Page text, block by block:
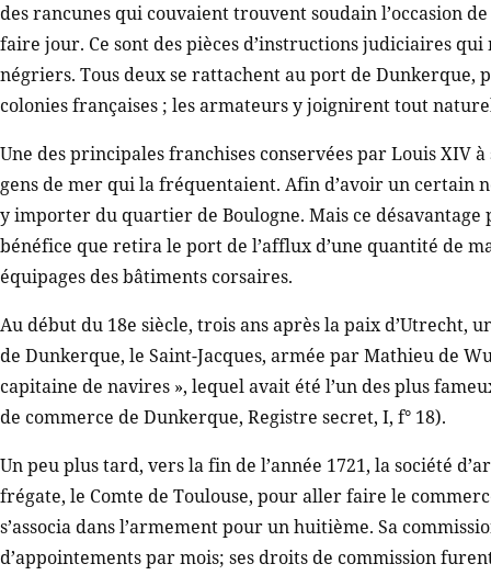
des rancunes qui couvaient trouvent soudain l’occasion
faire jour. Ce sont des pièces d’instructions judiciaires
négriers. Tous deux se rattachent au port de Dunkerque,
colonies françaises ; les armateurs y joignirent tout
Une des principales franchises conservées par Louis XIV
gens de mer qui la fréquentaient. Afin d’avoir un certain
y importer du quartier de Boulogne. Mais ce
bénéfice que retira le port de l’afflux d’une quantité de
équipages des bâtiments corsaires.
Au début du 18e siècle, trois ans après la paix
de Dunkerque, le Saint-Jacques, armée par Mathieu de
capitaine de navires », lequel avait été l’un des plus
de commerce de Dunkerque, Registre secret, I, f° 18).
Un peu plus tard, vers la fin de l’année 1721, la société
frégate, le Comte de Toulouse, pour aller faire le
s’associa dans l’armement pour un huitième. Sa
d’appointements par mois; ses droits de commission